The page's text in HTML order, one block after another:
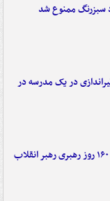
سبزرنگ ممنوع شد
در یک مدرسه در